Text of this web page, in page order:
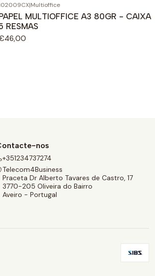
|Multioffice
MULTIOFFICE A3 80GR - CAIXA
RESMAS
nos
+351234737274
Telecom4Business
Praceta Dr Alberto Tavares de Castro, 17
3770-205 Oliveira do Bairro
Aveiro - Portugal